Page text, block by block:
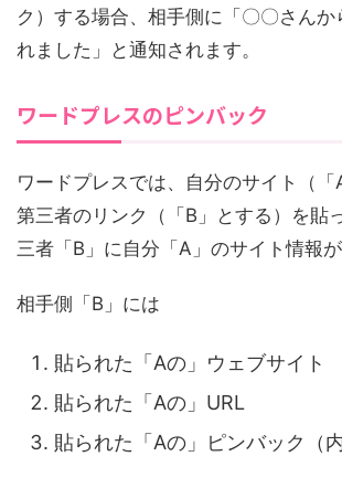
ク）する場合、相手側に「〇〇さんか
れました」と通知されます。
ワードプレスのピンバック
ワードプレスでは、自分のサイト（
第三者のリンク（「B」とする）を貼
三者「B」に自分「A」のサイト情報が
相手側「B」には
貼られた「Aの」ウェブサイト
貼られた「Aの」URL
貼られた「Aの」ピンバック（